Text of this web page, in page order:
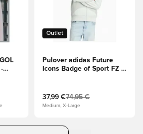
Outlet
Pulover adidas Future
Icons Badge of Sport FZ -
37,99 €74,95 €
Medium, X-Large